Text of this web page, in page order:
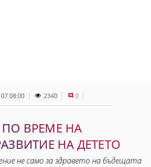
08:00 2340 0
ВРЕМЕ НА
НА ДЕТЕТО
не само за здравето на бъдещата